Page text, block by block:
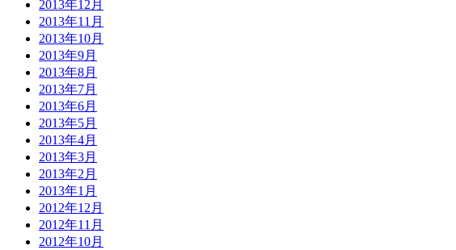
2013年12月
2013年11月
2013年10月
2013年9月
2013年8月
2013年7月
2013年6月
2013年5月
2013年4月
2013年3月
2013年2月
2013年1月
2012年12月
2012年11月
2012年10月